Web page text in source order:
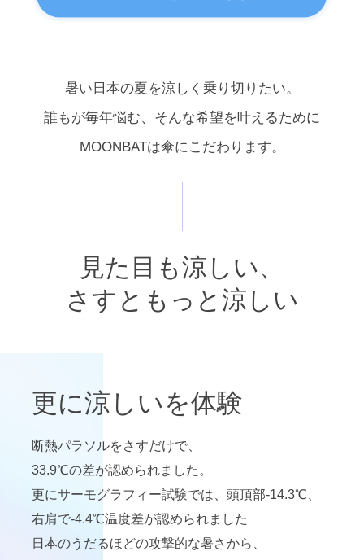
暑い日本の夏を涼しく乗り切りたい。
誰もが毎年悩む、そんな希望を叶えるために
MOONBATは傘にこだわります。
見た目も涼しい、
さすともっと涼しい
更に涼しいを体験
断熱パラソルをさすだけで、
33.9℃の差が認められました。
更にサーモグラフィー試験では、頭頂部-14.3℃、
右肩で-4.4℃温度差が認められました
日本のうだるほどの攻撃的な暑さから、